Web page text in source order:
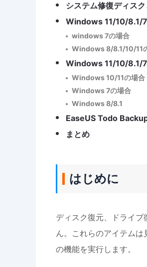
システム修復ディス
Windows 11/10/8.1/7
windows 7の場合
Windows 8/8.1/10/11
Windows 11/10/8.1/7
Windows 10/11の場合
Windows 7の場合
Windows 8/8.1
EaseUS Todo
まとめ
はじめに
ディスク復元、ドライ
ん。これらのアイテム
の機能を実行します。